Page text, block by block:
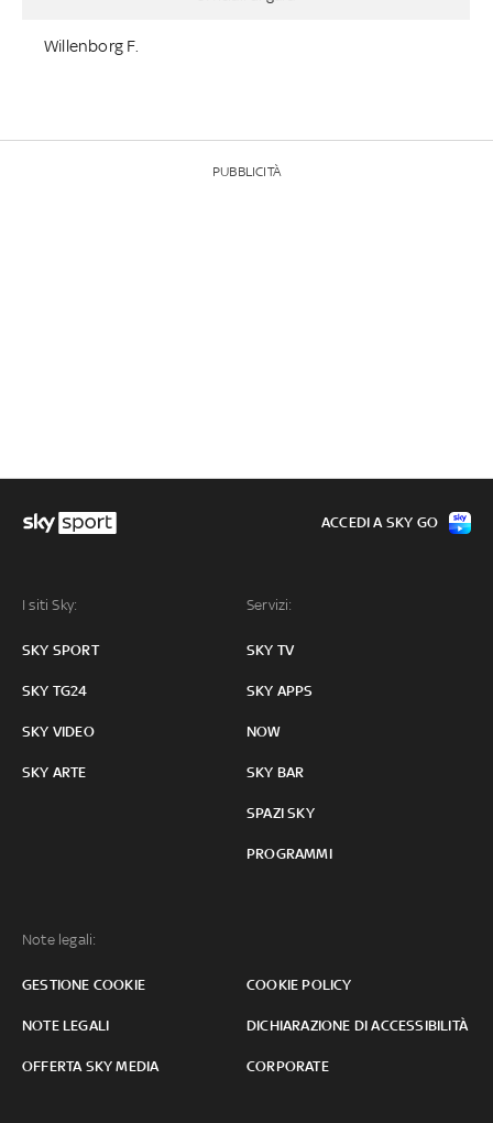
Willenborg F.
PUBBLICITÀ
I siti Sky:
SKY SPORT
SKY TG24
SKY VIDEO
SKY ARTE
Servizi:
SKY TV
SKY APPS
NOW
SKY BAR
SPAZI SKY
PROGRAMMI
Note legali:
GESTIONE COOKIE COOKIE POLICY
NOTE LEGALI DICHIARAZIONE DI ACCESSIBILITÀ
OFFERTA SKY MEDIA CORPORATE
ACCEDI A SKY GO